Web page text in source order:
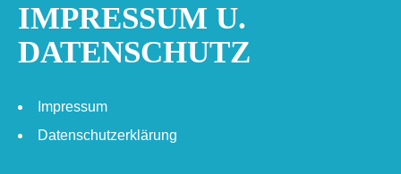
IMPRESSUM U.
DATENSCHUTZ
Impressum
Datenschutzerklärung